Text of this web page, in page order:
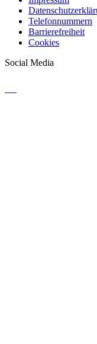
Telefonnummern
Barrierefreiheit
Cookies
Social Media